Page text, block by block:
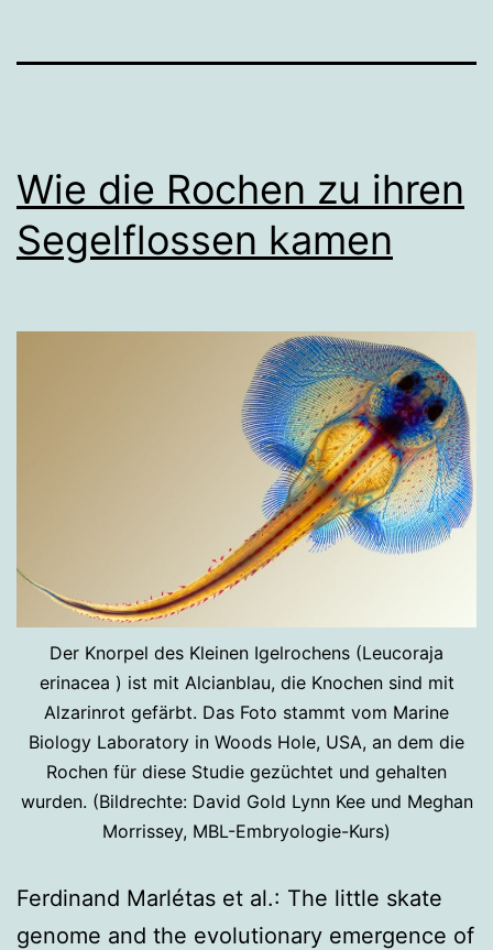
Wie die Rochen zu ihren
Segelflossen kamen
Der Knorpel des Kleinen Igelrochens (Leucoraja
erinacea ) ist mit Alcianblau, die Knochen sind mit
Alzarinrot gefärbt. Das Foto stammt vom Marine
Biology Laboratory in Woods Hole, USA, an dem die
Rochen für diese Studie gezüchtet und gehalten
wurden. (Bildrechte: David Gold Lynn Kee und Meghan
Morrissey, MBL-Embryologie-Kurs)
Ferdinand Marlétas et al.: The little skate
genome and the evolutionary emergence of